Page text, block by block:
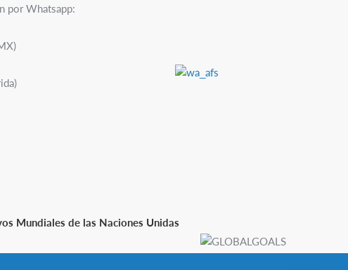
por Whatsapp:
Mundiales de las Naciones Unidas